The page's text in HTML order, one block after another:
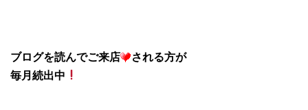
ブログを読んでご来店
される方が
毎月続出中